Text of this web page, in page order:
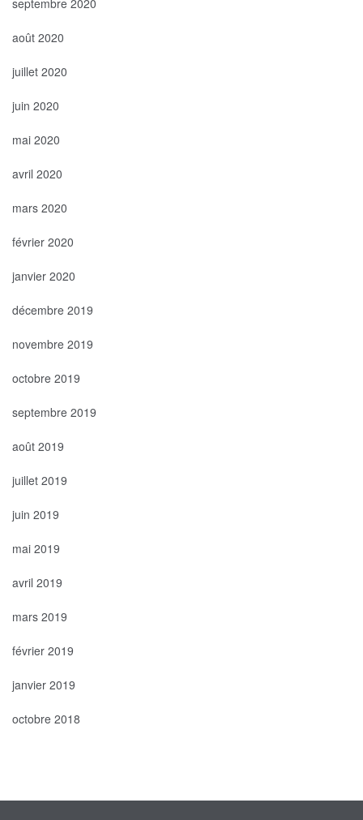
septembre 2020
août 2020
juillet 2020
juin 2020
mai 2020
avril 2020
mars 2020
février 2020
janvier 2020
décembre 2019
novembre 2019
octobre 2019
septembre 2019
août 2019
juillet 2019
juin 2019
mai 2019
avril 2019
mars 2019
février 2019
janvier 2019
octobre 2018